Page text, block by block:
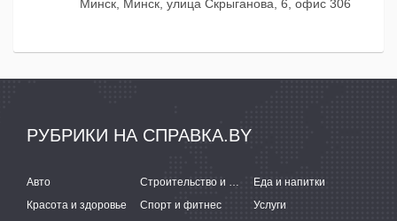
Минск, Минск, улица Скрыганова, 6, офис 306
РУБРИКИ НА СПРАВКА.BY
Авто Строительство и ремонт
Еда и напитки
Красота и здоровье
Спорт и фитнес
Услуги